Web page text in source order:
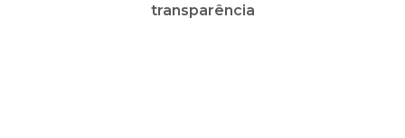
transparência